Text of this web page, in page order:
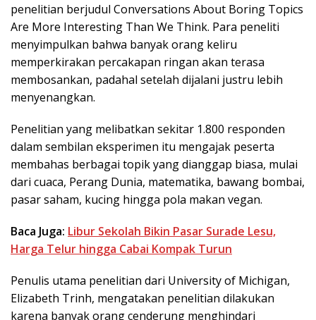
penelitian berjudul Conversations About Boring Topics
Are More Interesting Than We Think. Para peneliti
menyimpulkan bahwa banyak orang keliru
memperkirakan percakapan ringan akan terasa
membosankan, padahal setelah dijalani justru lebih
menyenangkan.
Penelitian yang melibatkan sekitar 1.800 responden
dalam sembilan eksperimen itu mengajak peserta
membahas berbagai topik yang dianggap biasa, mulai
dari cuaca, Perang Dunia, matematika, bawang bombai,
pasar saham, kucing hingga pola makan vegan.
Baca Juga: Libur Sekolah Bikin Pasar Surade Lesu,
Harga Telur hingga Cabai Kompak Turun
Penulis utama penelitian dari University of Michigan,
Elizabeth Trinh, mengatakan penelitian dilakukan
karena banyak orang cenderung menghindari